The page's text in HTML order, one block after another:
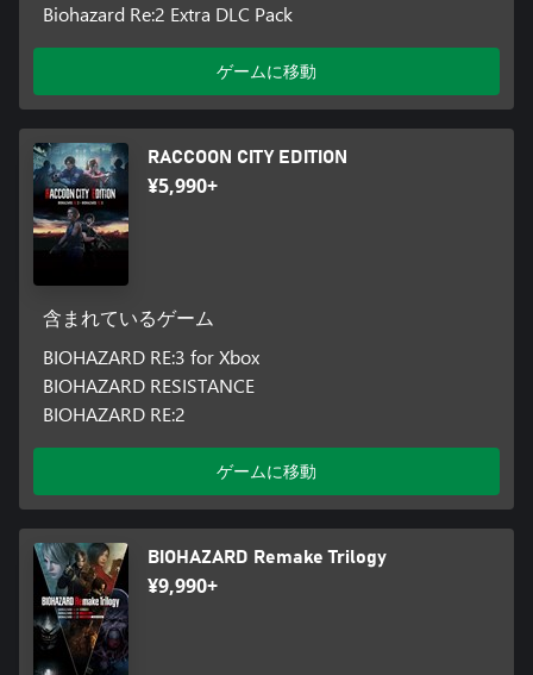
Biohazard Re:2 Extra DLC Pack
ゲームに移動
RACCOON CITY EDITION
¥5,990+
含まれているゲーム
BIOHAZARD RE:3 for Xbox
BIOHAZARD RESISTANCE
BIOHAZARD RE:2
ゲームに移動
BIOHAZARD Remake Trilogy
¥9,990+